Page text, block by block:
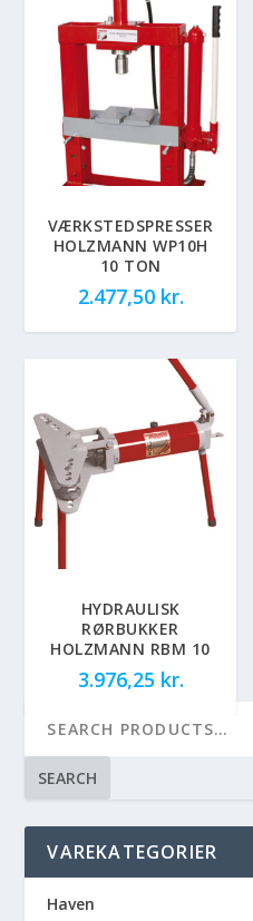
VÆRKSTEDSPRESSER
HOLZMANN WP10H
10 TON
2.477,50 kr.
HYDRAULISK
RØRBUKKER
HOLZMANN RBM 10
3.976,25 kr.
SEARCH
VAREKATEGORIER
Haven